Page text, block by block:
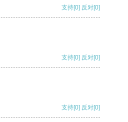
支持[0] 反对[0]
支持[0] 反对[0]
支持[0] 反对[0]